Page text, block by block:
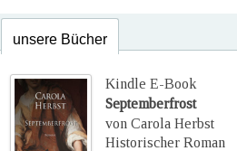
unsere Bücher
Kindle E-Book
Septemberfrost
von Carola Herbst
Historischer Roman